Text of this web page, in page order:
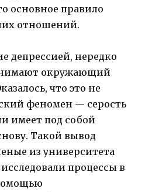
основное правило
отношений.
депрессией, нередко
окружающий
что это не
феномен — серость
имеет под собой
Такой вывод
из университета
процессы в